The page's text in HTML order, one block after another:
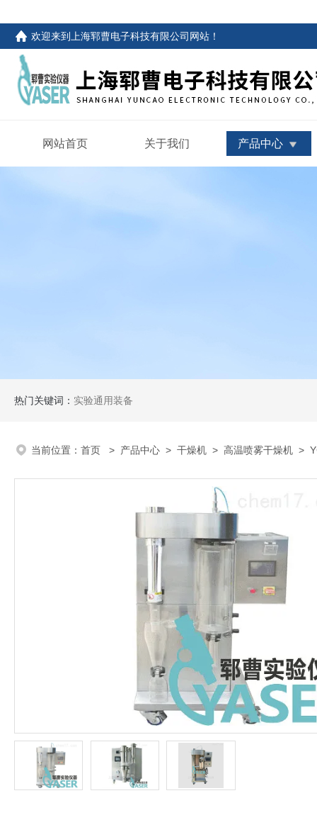
欢迎来到 上海郓曹电子科技有限公司网站 ！
网站首页 关于我们 产品中心
热门关键词： 实验通用装备
当前位置： 首页 > 产品中心 > 干燥机 > 高温喷雾干燥机 >